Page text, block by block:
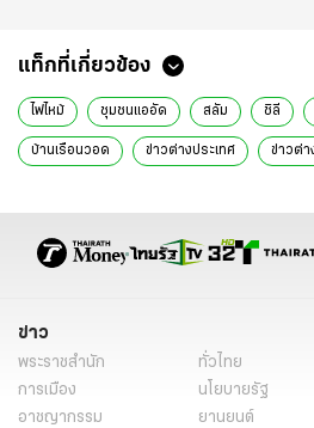
แท็กที่เกี่ยวข้อง
ไฟไหม้ ชุมชนแออัด สลัม ชิลี
บ้านเรือนวอด ข่าวต่างประเทศ ข่าวต่า
ข่าว
พระราชสำนัก ทั่วไทย
การเมือง
นโยบายรัฐ
อาชญากรรม
ยานยนต์